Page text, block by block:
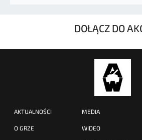
DOŁĄCZ DO
AKTUALNOŚCI
O GRZE
MEDIA
WIDEO